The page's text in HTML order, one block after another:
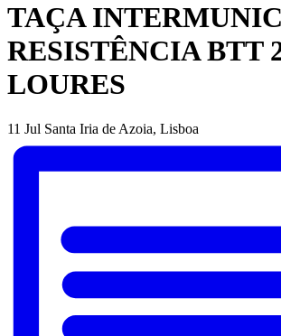
TAÇA
RESISTÊNCIA BTT
LOURES
11 Jul Santa Iria de Azoia, Lisboa